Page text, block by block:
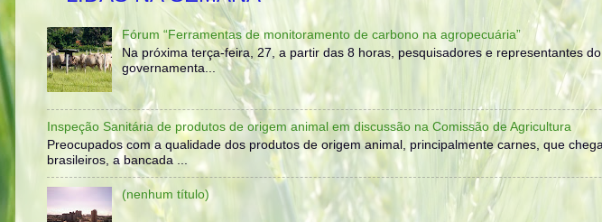
Fórum “Ferramentas de monitoramento de carbono na agropecuária”
Na próxima terça-feira, 27, a partir das 8 horas, pesquisadores e representantes
governamenta...
Inspeção Sanitária de produtos de origem animal em discussão na Comissão de Agricultura
Preocupados com a qualidade dos produtos de origem animal, principalmente carnes, que
brasileiros, a bancada ...
(nenhum título)